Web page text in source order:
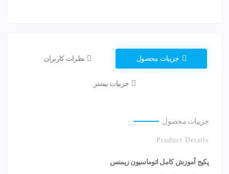
جزییات محصول نظرات کاربران
جزییات بیشتر
جزییات محصول
Product Details
پکیج آموزش کامل اتوماسیون زیمنس